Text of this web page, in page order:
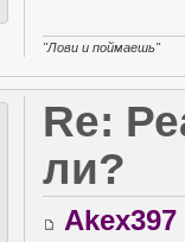
"Лови и поймаешь"
Re:
ли?
Akex397